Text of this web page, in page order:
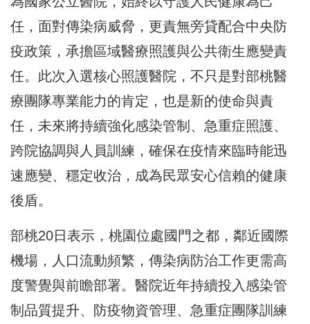
任，面對傳染病威脅，更責無旁貸配合中央防
疫政策，承擔區域醫療照護與公共衛生應變責
任。此次入選核心照護醫院，不只是對部桃醫
療團隊專業能力的肯定，也是新的使命與責
任，未來將持續強化感染管制、急重症照護、
跨院協調與人員訓練，確保在疫情來臨時能迅
速應變、穩定收治，成為民眾安心信賴的健康
後盾。
部桃20日表示，桃園位處國門之都，鄰近國際
機場，人口流動頻繁，傳染病防治工作更需高
度警覺與前瞻部署。醫院近年持續投入感染管
制品質提升、防疫物資管理、急重症團隊訓練